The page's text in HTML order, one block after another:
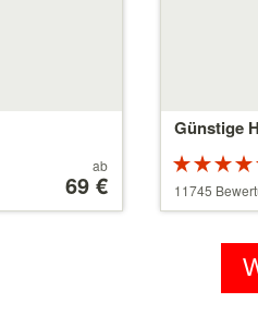
ab
69 €
Günstige
Sternen
11745